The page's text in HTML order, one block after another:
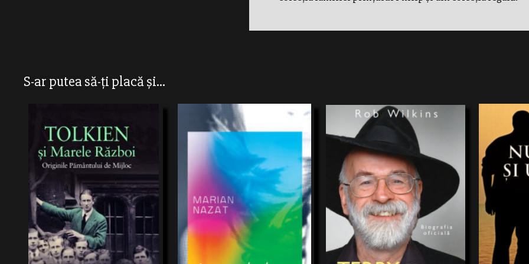
S-ar putea să-ți placă și...
Această biografie premiată explorează
experiențele de război aleluiJ.R.R. Tolkien
șiimpactul acestora asupra vieții sale și a
scrieriiromanelor Hobbitul șiStăpânul
“Jurnalul banalităţii” este o carte cu
elemente autobiografice caresurprinde
momente din viaţa autorului ca avocat,
unde sala paşilorpierduţi devine o Sală a
La momentul morții sale, în 2015, premiatul
“Vartan
cu o veche şi
celei de-a
pierduse chiar